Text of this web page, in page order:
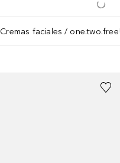
Cremas faciales